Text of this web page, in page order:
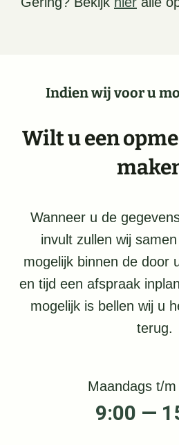
Indien wij voor u
Wilt u een
Wanneer u de
invult zullen wij
mogelijk binnen de door
en tijd een afspraak
mogelijk is bellen wij u
terug.
Maandags t/m
9:00 —